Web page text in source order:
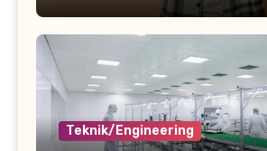
Teknik/Engineering